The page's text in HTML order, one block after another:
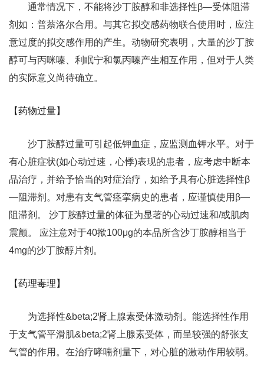
通常情况下，不能将沙丁胺醇和非选择性β—受体阻滞
剂如：普萘洛尔合用。与其它拟交感药物联合使用时，应注
意过度的拟交感作用的产生。动物研究表明，大量的沙丁胺
醇可与丙咪嗪、利眠宁和氯丙嗪产生相互作用，但对于人类
的实际意义尚待确立。
【药物过量】
沙丁胺醇过量可引起低钾血症，应监测血钾水平。对于
有心脏症状(如心动过速，心悸)表现的患者，应考虑中断本
品治疗，并给予恰当的对症治疗，如给予具有心脏选择性β
—阻滞剂。对患有支气管痉挛病史的患者，应谨慎使用β—
阻滞剂。 沙丁胺醇过量的体征为显著的心动过速和/或肌肉
震颤。 应注意对于40揿100μg的本品所含沙丁胺醇相当于
4mg的沙丁胺醇片剂。
【药理毒理】
为选择性&beta;2肾上腺素受体激动剂。能选择性作用
于支气管平滑肌&beta;2肾上腺素受体，而呈较强的舒张支
气管的作用。在治疗哮喘剂量下，对心脏的激动作用较弱。